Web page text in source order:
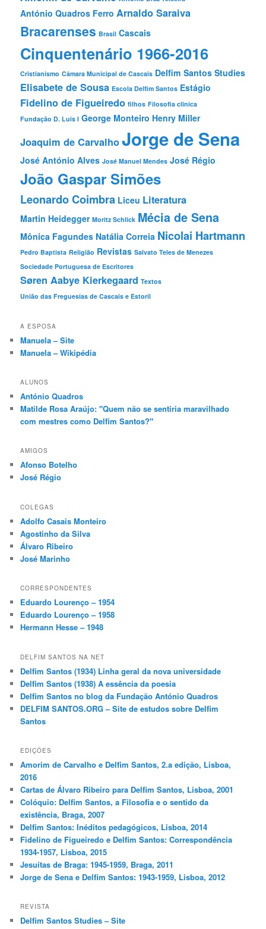
r
António Quadros Ferro Arnaldo Saraiva
Bracarenses Brasil Cascais
Cinquentenário 1966-2016
Cristianismo Câmara Municipal de Cascais Delfim Santos Studies
Elisabete de Sousa Escola Delfim Santos Estágio
Fidelino de Figueiredo filhos Filosofia clínica
Fundação D. Luis I George Monteiro Henry Miller
Joaquim de CarvalhoJorge de Sena
José António Alves José Manuel Mendes José Régio
João Gaspar Simões
Leonardo Coimbra Liceu Literatura
Martin Heidegger Moritz Schlick Mécia de Sena
Mônica Fagundes Natália Correia Nicolai Hartmann
Pedro Baptista Religião Revistas Salvato Teles de Menezes
Sociedade Portuguesa de Escritores
Søren Aabye Kierkegaard Textos
União das Freguesias de Cascais e Estoril
A ESPOSA
Manuela – Site
Manuela – Wikipédia
ALUNOS
António Quadros
Matilde Rosa Araújo: "Quem não se sentiria maravilhado
com mestres como Delfim Santos?"
AMIGOS
Afonso Botelho
José Régio
COLEGAS
Adolfo Casais Monteiro
Agostinho da Silva
Álvaro Ribeiro
José Marinho
CORRESPONDENTES
Eduardo Lourenço – 1954
Eduardo Lourenço – 1958
Hermann Hesse – 1948
DELFIM SANTOS NA NET
Delfim Santos (1934) Linha geral da nova universidade
Delfim Santos (1938) A essência da poesia
Delfim Santos no blog da Fundação António Quadros
DELFIM SANTOS.ORG – Site de estudos sobre Delfim
Santos
EDIÇÕES
Amorim de Carvalho e Delfim Santos, 2.a edição, Lisboa,
2016
Cartas de Álvaro Ribeiro para Delfim Santos, Lisboa, 2001
Colóquio: Delfim Santos, a Filosofia e o sentido da
existência, Braga, 2007
Delfim Santos: Inéditos pedagógicos, Lisboa, 2014
Fidelino de Figueiredo e Delfim Santos: Correspondência
1934-1957, Lisboa, 2015
Jesuítas de Braga: 1945-1959, Braga, 2011
Jorge de Sena e Delfim Santos: 1943-1959, Lisboa, 2012
REVISTA
Delfim Santos Studies – Site